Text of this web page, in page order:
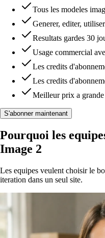
Tous les modeles
Generer, editer,
Resultats gardes 30
Usage commercial
Les credits
Les credits
Meilleur prix a
S'abonner maintenant
Pourquoi les
Image 2
Les equipes veulent choisir le
iteration dans un seul site.